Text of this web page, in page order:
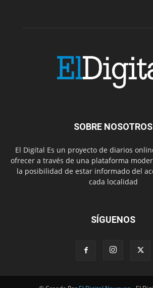
SOBRE NOSOTROS
El Digital Es un proyecto de diarios
ofrecer a través de una plataforma
la posibilidad de estar informado del
cada localidad
SÍGUENOS